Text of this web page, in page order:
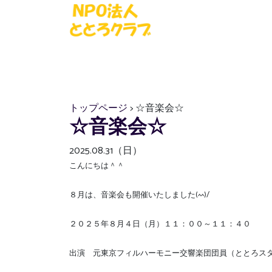
トップページ> ☆音楽会☆
☆音楽会☆
2025.08.31（日）
こんにちは＾＾
８月は、音楽会も開催いたしました(^^)/
２０２５年８月４日（月）１１：００～１１：４０
出演 元東京フィルハーモニー交響楽団団員（ととろス